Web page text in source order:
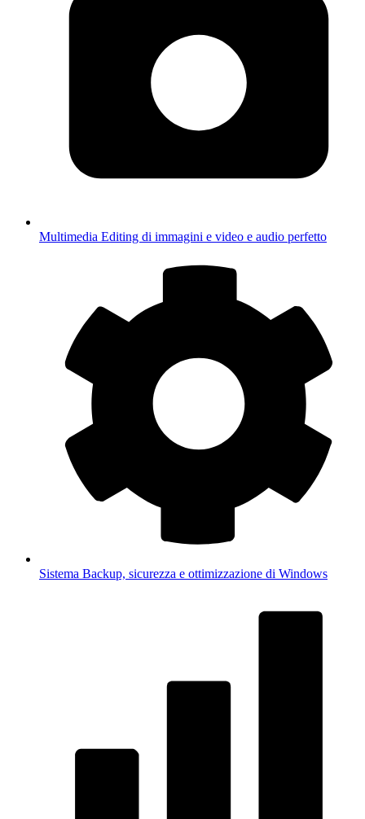
Multimedia Editing di immagini e video e audio perfetto
Sistema Backup, sicurezza e ottimizzazione di Windows